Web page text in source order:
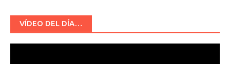
VÍDEO DEL DÍA…